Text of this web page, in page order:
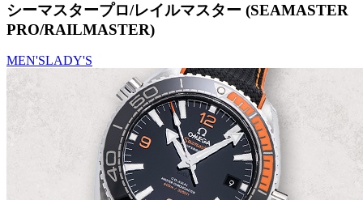
シーマスタープロ/レイルマスター (SEAMASTER
PRO/RAILMASTER)
MEN'SLADY'S